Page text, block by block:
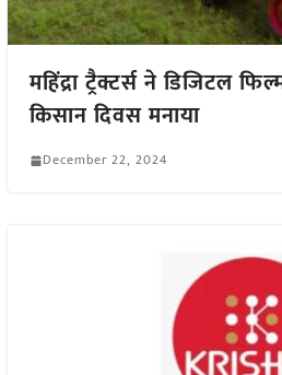
महिंद्रा ट्रैक्टर्स ने डिजिटल
किसान दिवस मनाया
December 22, 2024